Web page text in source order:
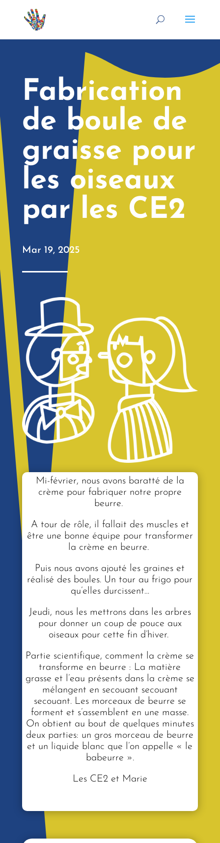
Fabrication
de boule de
graisse pour
les oiseaux
par les CE2
Mar 19, 2025
Mi-février, nous avons baratté de la
crème pour fabriquer notre propre
beurre.
A tour de rôle, il fallait des muscles et
être une bonne équipe pour transformer
la crème en beurre.
Puis nous avons ajouté les graines et
réalisé des boules. Un tour au frigo pour
qu’elles durcissent…
Jeudi, nous les mettrons dans les arbres
pour donner un coup de pouce aux
oiseaux pour cette fin d’hiver.
Partie scientifique, comment la crème se
transforme en beurre : La matière
grasse et l’eau présents dans la crème se
mélangent en secouant secouant
secouant. Les morceaux de beurre se
forment et s’assemblent en une masse.
On obtient au bout de quelques minutes
deux parties: un gros morceau de beurre
et un liquide blanc que l’on appelle « le
babeurre ».
Les CE2 et Marie